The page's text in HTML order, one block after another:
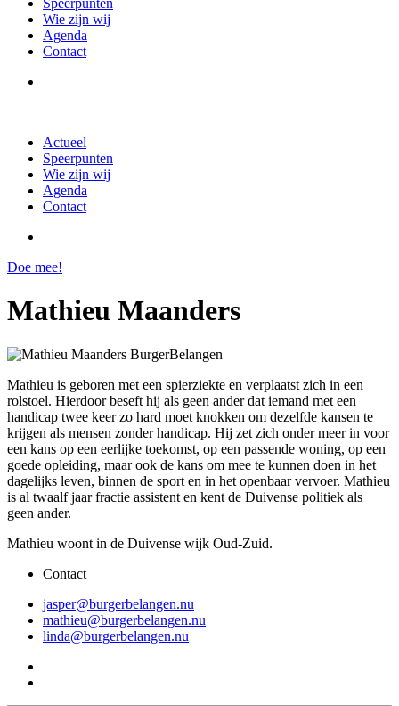
Speerpunten
Wie zijn wij
Agenda
Contact
Actueel
Speerpunten
Wie zijn wij
Agenda
Contact
Doe mee!
Mathieu Maanders
Mathieu is geboren met een spierziekte en verplaatst zich in een
rolstoel. Hierdoor beseft hij als geen ander dat iemand met een
handicap twee keer zo hard moet knokken om dezelfde kansen te
krijgen als mensen zonder handicap. Hij zet zich onder meer in voor
een kans op een eerlijke toekomst, op een passende woning, op een
goede opleiding, maar ook de kans om mee te kunnen doen in het
dagelijks leven, binnen de sport en in het openbaar vervoer. Mathieu
is al twaalf jaar fractie assistent en kent de Duivense politiek als
geen ander.
Mathieu woont in de Duivense wijk Oud-Zuid.
Contact
jasper@burgerbelangen.nu
mathieu@burgerbelangen.nu
linda@burgerbelangen.nu